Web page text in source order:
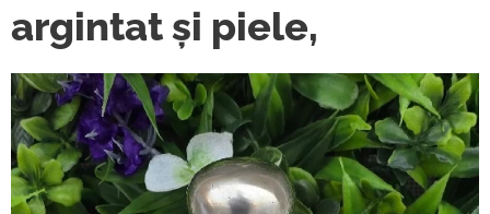
argintat și piele,